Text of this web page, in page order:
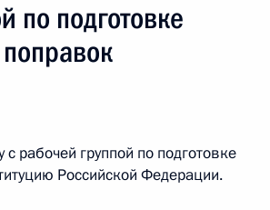
Пресс-конференции
Интервью
по подготовке
рабочей группой по подготовке
Российской Федерации.